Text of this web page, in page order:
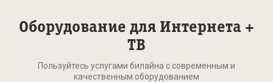
Оборудование для Интернета +
ТВ
Пользуйтесь услугами билайна с современным и
качественным оборудованием